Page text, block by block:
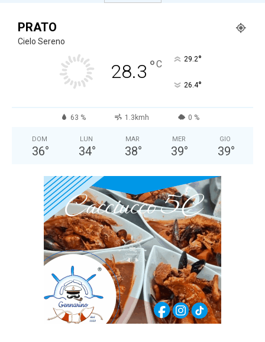
PRATO
Cielo Sereno
28.3 °C 29.2°
26.4°
63 % 1.3kmh 0 %
DOM
36°
LUN
34°
MAR
38°
MER
39°
GIO
39°